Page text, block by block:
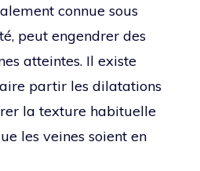
connue sous
peut engendrer des
atteintes. Il existe
partir les dilatations
la texture habituelle
les veines soient en